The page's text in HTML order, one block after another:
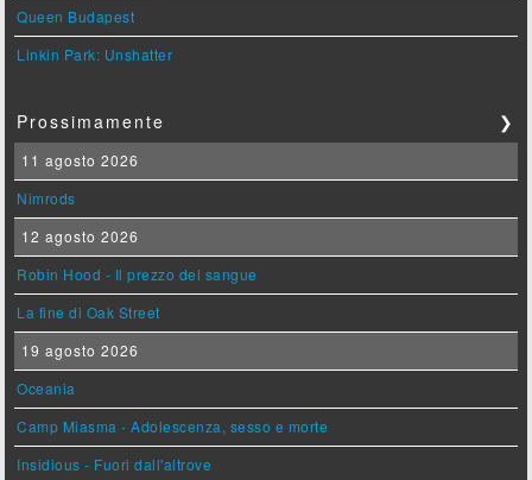
Queen Budapest
Linkin Park: Unshatter
Prossimamente ❯
11 agosto 2026
Nimrods
12 agosto 2026
Robin Hood - Il prezzo del sangue
La fine di Oak Street
19 agosto 2026
Oceania
Camp Miasma - Adolescenza, sesso e morte
Insidious - Fuori dall'altrove